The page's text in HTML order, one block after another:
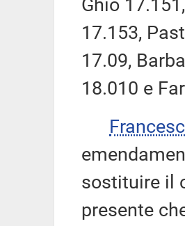
Ghio
17.153,
17.09,
18.010 e
sostituire il
presente